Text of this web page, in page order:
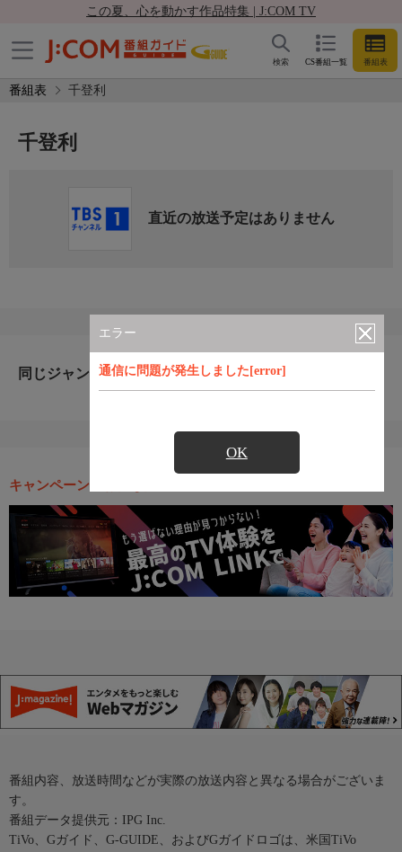
この夏、心を動かす作品特集 | J:COM TV
CS番組一覧 番組表
検索
番組表 千登利
エラー
通信に問題が発生しました[error]
OK
千登利
直近の放送予定はありません
同じジャンルのおすすめ番組
キャンペーン・お得な情報
番組内容、放送時間などが実際の放送内容と異なる場合がございま
す。
番組データ提供元：IPG Inc.
TiVo、Gガイド、G-GUIDE、およびGガイドロゴは、米国TiVo